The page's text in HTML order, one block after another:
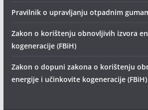
Pravilnik o upravljanju otpadnim
Zakon o korištenju obnovljivih izvora
kogeneracije (FBiH)
Zakon o dopuni zakona o korištenju
energije i učinkovite kogeneracije (FBiH)